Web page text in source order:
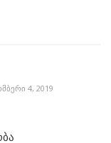
4, 2019